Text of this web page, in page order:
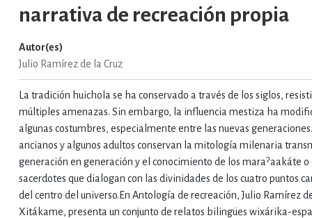
COMPUTACIÓN E INFORMÁTICA
Y MATERIAS
DE OCIO AL AIRE
FINANZAS, EMPRESA Y
narrativa de recreación propia
Autor(es)
Julio Ramírez de la Cruz
La tradición huichola se ha conservado a través de los siglos,
múltiples amenazas. Sin embargo, la influencia mestiza ha
algunas costumbres, especialmente entre las nuevas
ancianos y algunos adultos conservan la mitología milenaria
generación en generación y el conocimiento de los maraˀaakáte o
sacerdotes que dialogan con las divinidades de los cuatro puntos
del centro del universo.En Antología de recreación, Julio Ramírez
Xitákame, presenta un conjunto de relatos bilingües wixárika-